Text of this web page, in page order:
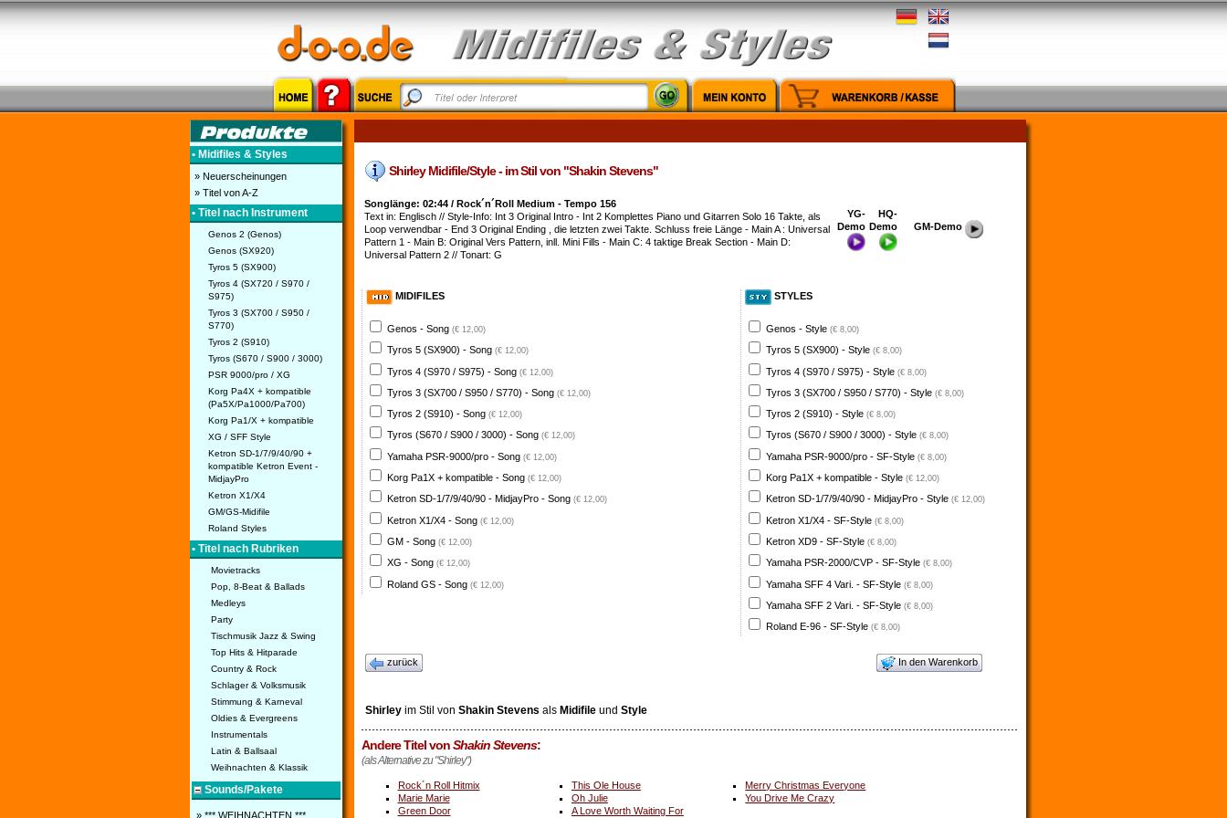
• Midifiles & Styles
» Neuerscheinungen
» Titel von A-Z
• Titel nach Instrument
Genos 2 (Genos)
Genos (SX920)
Tyros 5 (SX900)
Tyros 4 (SX720 / S970 /
S975)
Tyros 3 (SX700 / S950 /
S770)
Tyros 2 (S910)
Tyros (S670 / S900 / 3000)
PSR 9000/pro / XG
Korg Pa4X + kompatible
(Pa5X/Pa1000/Pa700)
Korg Pa1/X + kompatible
XG / SFF Style
Ketron SD-1/7/9/40/90 +
kompatible Ketron Event -
MidjayPro
Ketron X1/X4
GM/GS-Midifile
Roland Styles
• Titel nach Rubriken
Movietracks
Pop, 8-Beat & Ballads
Medleys
Party
Tischmusik Jazz & Swing
Top Hits & Hitparade
Country & Rock
Schlager & Volksmusik
Stimmung & Karneval
Oldies & Evergreens
Instrumentals
Latin & Ballsaal
Weihnachten & Klassik
Sounds/Pakete
» *** WEIHNACHTEN ***
Shirley Midifile/Style - im Stil von "Shakin Stevens"
Songlänge: 02:44 / Rock´n´Roll Medium - Tempo 156
Text in: Englisch // Style-Info: Int 3 Original Intro - Int 2 Komplettes Piano und Gitarren Solo 16 Takte, als
Loop verwendbar - End 3 Original Ending , die letzten zwei Takte. Schluss freie Länge - Main A : Universal
Pattern 1 - Main B: Original Vers Pattern, inll. Mini Fills - Main C: 4 taktige Break Section - Main D:
Universal Pattern 2 // Tonart: G
YG-
Demo
HQ-
Demo
GM-Demo
MIDIFILES
Genos - Song (€ 12,00)
Tyros 5 (SX900) - Song (€ 12,00)
Tyros 4 (S970 / S975) - Song (€ 12,00)
Tyros 3 (SX700 / S950 / S770) - Song (€ 12,00)
Tyros 2 (S910) - Song (€ 12,00)
Tyros (S670 / S900 / 3000) - Song (€ 12,00)
Yamaha PSR-9000/pro - Song (€ 12,00)
Korg Pa1X + kompatible - Song (€ 12,00)
Ketron SD-1/7/9/40/90 - MidjayPro - Song (€ 12,00)
Ketron X1/X4 - Song (€ 12,00)
GM - Song (€ 12,00)
XG - Song (€ 12,00)
Roland GS - Song (€ 12,00)
STYLES
Genos - Style (€ 8,00)
Tyros 5 (SX900) - Style (€ 8,00)
Tyros 4 (S970 / S975) - Style (€ 8,00)
Tyros 3 (SX700 / S950 / S770) - Style (€ 8,00)
Tyros 2 (S910) - Style (€ 8,00)
Tyros (S670 / S900 / 3000) - Style (€ 8,00)
Yamaha PSR-9000/pro - SF-Style (€ 8,00)
Korg Pa1X + kompatible - Style (€ 12,00)
Ketron SD-1/7/9/40/90 - MidjayPro - Style (€ 12,00)
Ketron X1/X4 - SF-Style (€ 8,00)
Ketron XD9 - SF-Style (€ 8,00)
Yamaha PSR-2000/CVP - SF-Style (€ 8,00)
Yamaha SFF 4 Vari. - SF-Style (€ 8,00)
Yamaha SFF 2 Vari. - SF-Style (€ 8,00)
Roland E-96 - SF-Style (€ 8,00)
zurück In den Warenkorb
Shirleyim Stil von Shakin Stevens als Midifileund Style
Andere Titel vonShakin Stevens:
(als Alternative zu "Shirley")
Rock´n Roll Hitmix This Ole House
Merry Christmas Everyone
Marie Marie
Oh Julie
You Drive Me Crazy
Green Door
A Love Worth Waiting For